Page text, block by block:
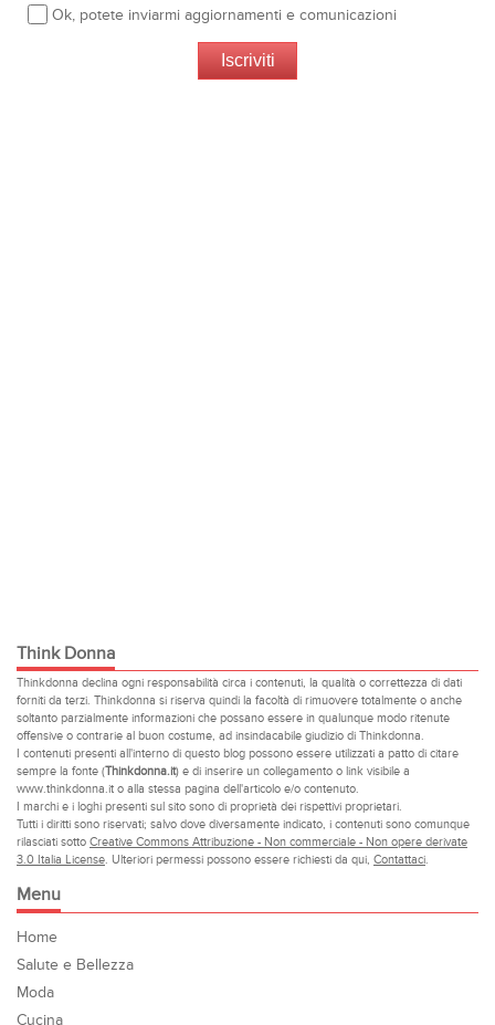
Ok, potete inviarmi aggiornamenti e comunicazioni
Think Donna
Thinkdonna declina ogni responsabilità circa i contenuti, la qualità o correttezza di dati
forniti da terzi. Thinkdonna si riserva quindi la facoltà di rimuovere totalmente o anche
soltanto parzialmente informazioni che possano essere in qualunque modo ritenute
offensive o contrarie al buon costume, ad insindacabile giudizio di Thinkdonna.
I contenuti presenti all'interno di questo blog possono essere utilizzati a patto di citare
sempre la fonte (Thinkdonna.it) e di inserire un collegamento o link visibile a
www.thinkdonna.it o alla stessa pagina dell'articolo e/o contenuto.
I marchi e i loghi presenti sul sito sono di proprietà dei rispettivi proprietari.
Tutti i diritti sono riservati; salvo dove diversamente indicato, i contenuti sono comunque
rilasciati sotto Creative Commons Attribuzione - Non commerciale - Non opere derivate
3.0 Italia License. Ulteriori permessi possono essere richiesti da qui, Contattaci.
Menu
Home
Salute e Bellezza
Moda
Cucina